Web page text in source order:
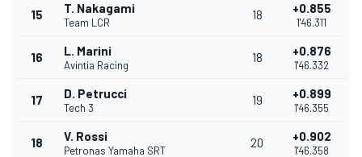
15 T. Nakagami
Team LCR
18 +0.855
1'46.311
16 L. Marini
Avintia Racing
18 +0.876
1'46.332
17 D. Petrucci
Tech 3
19 +0.899
1'46.355
18 V. Rossi
Petronas Yamaha SRT
20 +0.902
1'46.358